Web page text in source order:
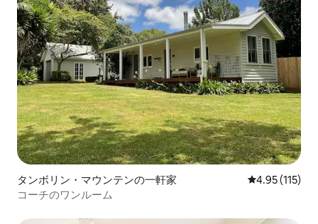
タンボリン・マウンテンの一軒家 レビュー115
4.95 (115)
コーチのワンルーム